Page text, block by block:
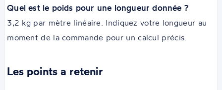
Quel est le poids pour une longueur donnée ?
3,2 kg par mètre linéaire. Indiquez votre longueur au
moment de la commande pour un calcul précis.
Les points a retenir